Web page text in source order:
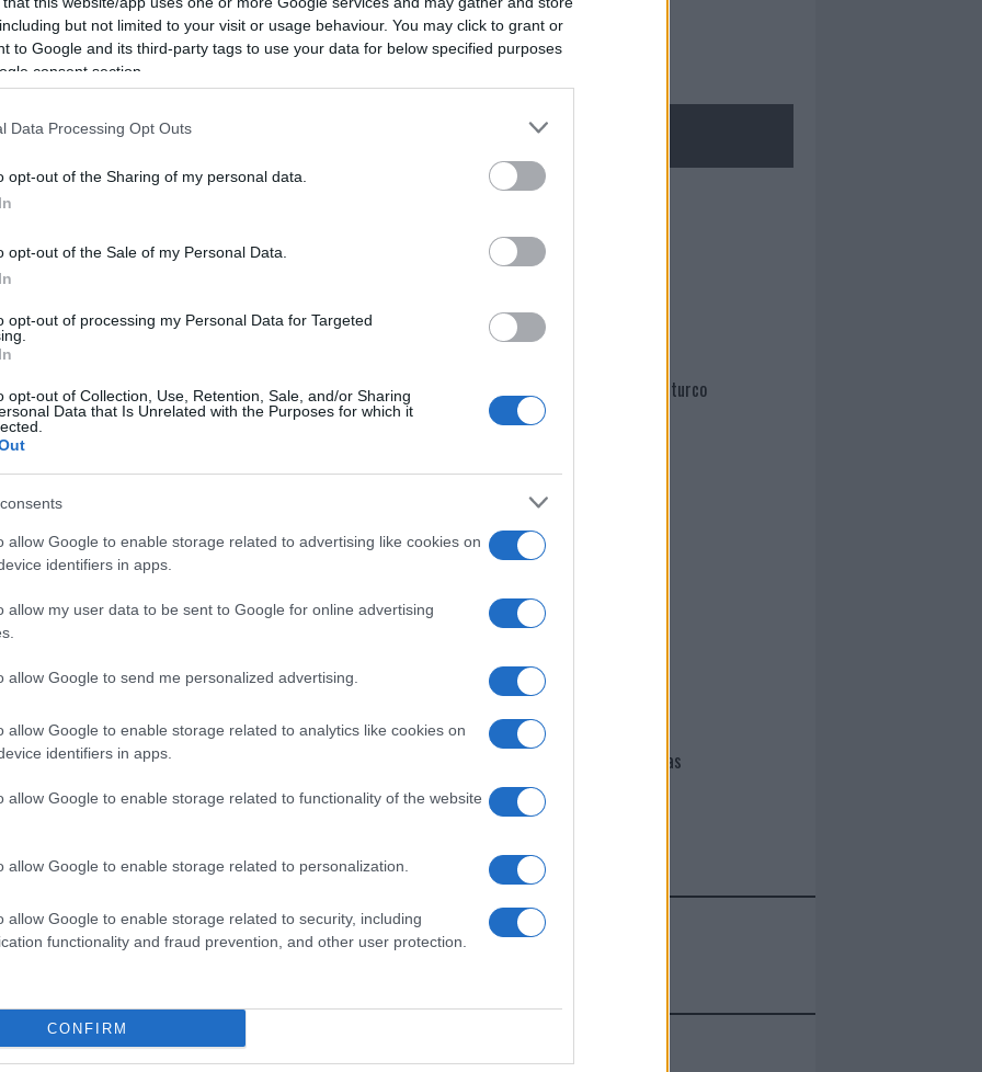
but not limited to your visit or usage behaviour. You may click to grant or
to Google and its third-party tags to use your data for below specified purposes
consent section.
Data Processing Opt Outs
opt-out of the Sharing of my personal data.
opt-out of the Sale of my Personal Data.
opt-out of processing my Personal Data for Targeted
opt-out of Collection, Use, Retention, Sale, and/or Sharing
Data that Is Unrelated with the Purposes for which it
allow Google to enable storage related to advertising like cookies on
identifiers in apps.
allow my user data to be sent to Google for online advertising
allow Google to send me personalized advertising.
allow Google to enable storage related to analytics like cookies on
identifiers in apps.
allow Google to enable storage related to functionality of the website
allow Google to enable storage related to personalization.
allow Google to enable storage related to security, including
functionality and fraud prevention, and other user protection.
CONFIRM
più speciale – continua Lai -. Grazie come
al mio delegato allo sport Milena Orrù che
ha creduto con forza sin dall’inizio”.
nella sezioneLogindal menù del sito o
Prossimo articolo
NECROLOGIE
Martina Agostina Diturco
I nostri cari
I nostri cari
Giovannimaria Cabras
Invia un Comunicato Stampa|Pubblicità|Segnala